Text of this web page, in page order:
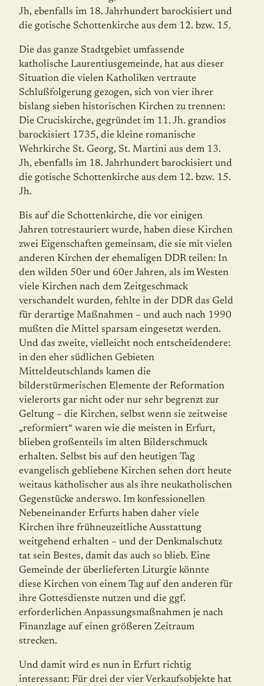
Jh, ebenfalls im 18. Jahr­hun­dert barockisiert und
die goti­sche Schottenkirche aus dem 12. bzw. 15.
Die das ganze Stadtgebiet umfassende
katholische Laurentiusgemeinde, hat aus dieser
Situation die vielen Katholiken vertraute
Schlußfolgerung gezogen, sich von vier ihrer
bislang sieben historischen Kirchen zu trennen:
Die Cruciskirche, gegründet im 11. Jh. grandios
barockisiert 1735, die kleine romanische
Wehrkirche St. Georg, St. Martini aus dem 13.
Jh, ebenfalls im 18. Jahrhundert barockisiert und
die goti­sche Schottenkirche aus dem 12. bzw. 15.
Jh.
Bis auf die Schottenkirche, die vor einigen
Jahren totrestauriert wurde, haben diese Kir­chen
zwei Eigenschaften gemeinsam, die sie mit vielen
anderen Kirchen der ehemaligen DDR teilen: In
den wilden 50er und 60er Jahren, als im Westen
viele Kirchen nach dem Zeitgeschmack
verschandelt wurden, fehlte in der DDR das Geld
für derartige Maßnah­men – und auch nach 1990
mußten die Mittel sparsam eingesetzt werden.
Und das zwei­te, vielleicht noch entscheidendere:
in den eher südlichen Gebieten
Mitteldeutschlands kamen die
bilderstürmerischen Ele­mente der Reformation
vielerorts gar nicht oder nur sehr begrenzt zur
Geltung – die Kirchen, selbst wenn sie zeitweise
„reformiert“ waren wie die meisten in Erfurt,
blieben großenteils im alten Bilderschmuck
erhalten. Selbst bis auf den heutigen Tag
evangelisch gebliebene Kirchen sehen dort heute
weitaus katho­lischer aus als ihre neukatholischen
Gegenstücke anderswo. Im konfessionellen
Nebeneinander Erfurts haben daher viele
Kirchen ihre frühneuzeitliche Ausstattung
weitgehend erhalten – und der Denkmalschutz
tat sein Bestes, damit das auch so blieb. Eine
Gemeinde der überlieferten Litur­gie könnte
diese Kirchen von einem Tag auf den anderen für
ihre Got­tesdienste nutzen und die ggf.
erforderlichen Anpassungsmaß­nah­men je nach
Finanzlage auf einen größeren Zeitraum
strecken.
Und damit wird es nun in Erfurt richtig
interessant: Für drei der vier Verkaufsobjekte hat